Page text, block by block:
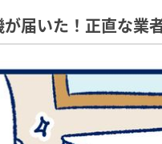
届いた！正直な業